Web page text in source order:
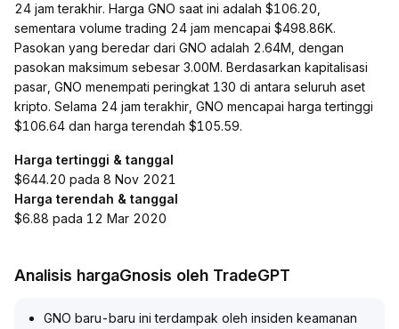
24 jam terakhir. Harga GNO saat ini adalah $106.20,
sementara volume trading 24 jam mencapai $498.86K.
Pasokan yang beredar dari GNO adalah 2.64M, dengan
pasokan maksimum sebesar 3.00M. Berdasarkan kapitalisasi
pasar, GNO menempati peringkat 130 di antara seluruh aset
kripto. Selama 24 jam terakhir, GNO mencapai harga tertinggi
$106.64 dan harga terendah $105.59.
Harga tertinggi & tanggal
$644.20 pada 8 Nov 2021
Harga terendah & tanggal
$6.88 pada 12 Mar 2020
Analisis hargaGnosis oleh TradeGPT
GNO baru-baru ini terdampak oleh insiden keamanan